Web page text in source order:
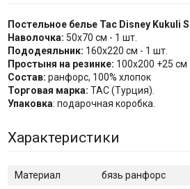
Постельное белье Tac Disney Kukuli
Наволочка: 50х70 см - 1 шт.
Пододеяльник: 160x220 см - 1 шт.
Простыня на резинке: 100х200 +25 см
Состав: ранфорс, 100% хлопок
Торговая марка: TAC (Турция).
Упаковка: подарочная коробка.
Характеристики
Материал
бязь ранфорс